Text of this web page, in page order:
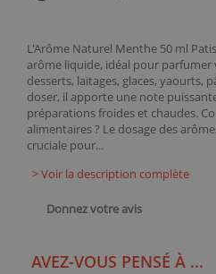
L'Arôme Naturel Menthe 50 ml
arôme liquide, idéal pour parfumer
desserts, laitages, glaces, yaourts,
doser, il apporte une note
préparations froides et chaudes.
alimentaires ? Le dosage des
cruciale pour...
> Voir la description complète
Donnez votre avis
AVEZ-VOUS PENSÉ À ...